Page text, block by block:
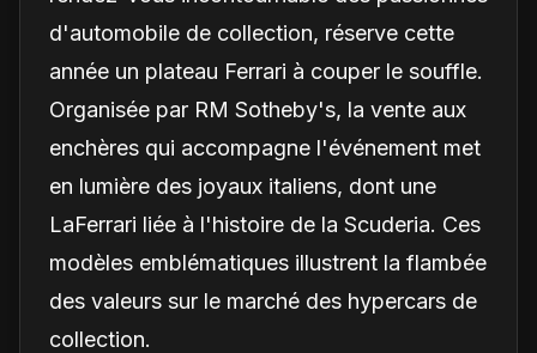
d'automobile de collection, réserve cette
année un plateau Ferrari à couper le souffle.
Organisée par RM Sotheby's, la vente aux
enchères qui accompagne l'événement met
en lumière des joyaux italiens, dont une
LaFerrari liée à l'histoire de la Scuderia. Ces
modèles emblématiques illustrent la flambée
des valeurs sur le marché des hypercars de
collection.